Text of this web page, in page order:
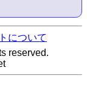
について
reserved.